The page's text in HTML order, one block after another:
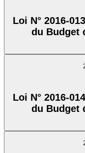
Loi N° 2016-
du Budget
Loi N° 2016-
du Budget